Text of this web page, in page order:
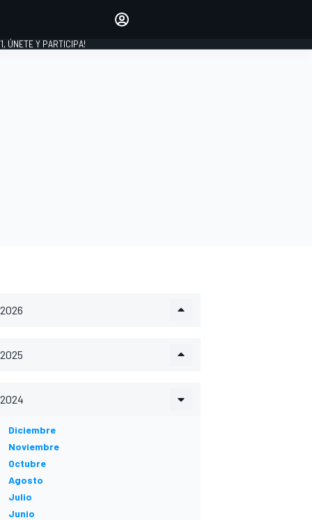
INICIAR SESIÓN
ÚNETE Y PARTICIPA!
2026
2025
2024
Diciembre
Noviembre
Octubre
Agosto
Julio
Junio